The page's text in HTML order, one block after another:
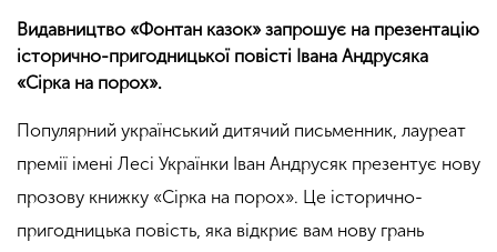
Видавництво «Фонтан казок» запрошує на презентацію
історично-пригодницької повісті Івана Андрусяка
«Сірка на порох».
Популярний український дитячий письменник, лауреат
премії імені Лесі Українки Іван Андрусяк презентує нову
прозову книжку «Сірка на порох». Це історично-
пригодницька повість, яка відкриє вам нову грань